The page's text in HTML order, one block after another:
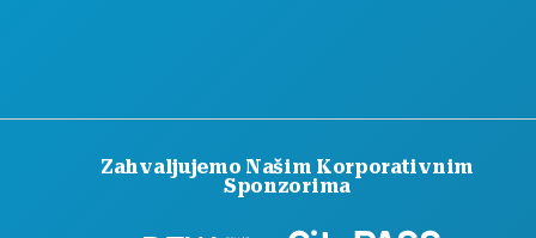
Zahvaljujemo Našim Korporativnim
Sponzorima